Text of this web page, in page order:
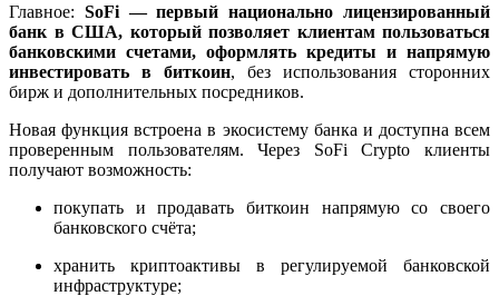
Главное: SoFi — первый национально лицензированный
банк в США, который позволяет клиентам пользоваться
банковскими счетами, оформлять кредиты и напрямую
инвестировать в биткоин, без использования сторонних
бирж и дополнительных посредников.
Новая функция встроена в экосистему банка и доступна всем
проверенным пользователям. Через SoFi Crypto клиенты
получают возможность:
покупать и продавать биткоин напрямую со своего
банковского счёта;
хранить криптоактивы в регулируемой банковской
инфраструктуре;